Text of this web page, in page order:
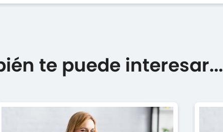
te puede interesar...